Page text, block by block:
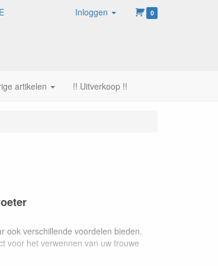
Inloggen 0
artikelen !! Uitverkoop !!
ook verschillende voordelen bieden.
voor het verwennen van uw trouwe